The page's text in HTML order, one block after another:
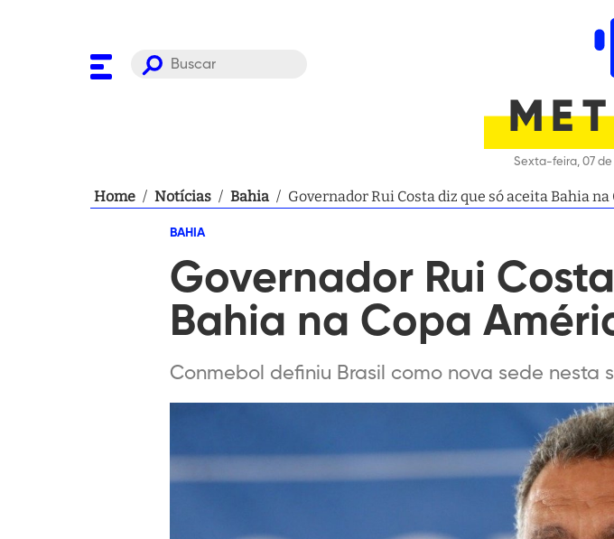
Sexta-feira, 07
Home / Notícias / Bahia / Governador Rui Costa diz que só aceita Bahia
BAHIA
Governador Rui
Bahia na Copa
Conmebol definiu Brasil como nova sede nesta